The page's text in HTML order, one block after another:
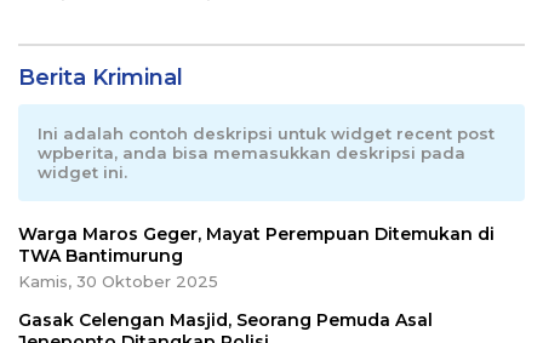
Berita Kriminal
Ini adalah contoh deskripsi untuk widget recent post
wpberita, anda bisa memasukkan deskripsi pada
widget ini.
Warga Maros Geger, Mayat Perempuan Ditemukan di
TWA Bantimurung
Kamis, 30 Oktober 2025
Gasak Celengan Masjid, Seorang Pemuda Asal